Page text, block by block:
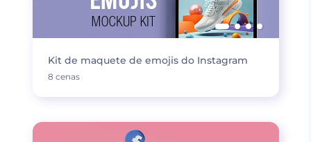
Kit de maquete de emojis do Instagram
8 cenas